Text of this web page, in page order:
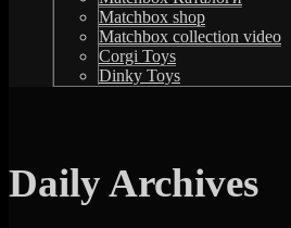
Matchbox shop
Matchbox collection video
Corgi Toys
Dinky Toys
Daily Archives